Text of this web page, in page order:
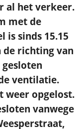
al het verkeer.
met de
is sinds 15.15
de richting van
ventilatie.
weer opgelost.
vanwege